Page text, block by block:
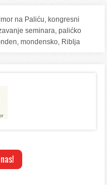
na Paliću, kongresni
seminara, palićko
mondensko, Riblja